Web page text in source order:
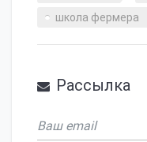
школа фермера
Рассылка